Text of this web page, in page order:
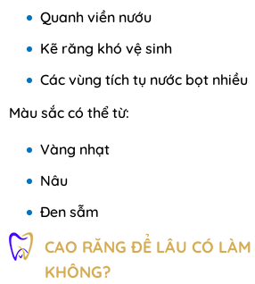
Quanh viền nướu
Kẽ răng khó vệ sinh
Các vùng tích tụ nước bọt nhiều
Màu sắc có thể từ:
Vàng nhạt
Nâu
Đen sẫm
CAO RĂNG ĐỂ LÂU CÓ
KHÔNG?